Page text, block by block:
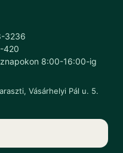
3236
420
8:00-16:00-ig
Vásárhelyi Pál u. 5.